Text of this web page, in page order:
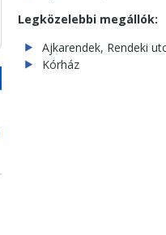
Legközelebbi megállók:
Ajkarendek, Rendeki
Kórház